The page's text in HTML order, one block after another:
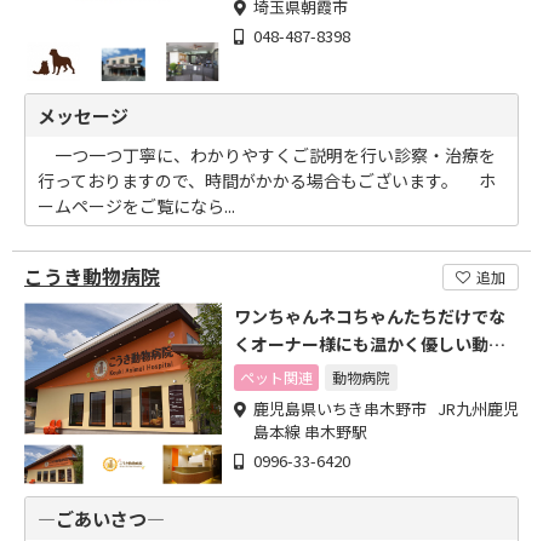
埼玉県朝霞市
048-487-8398
メッセージ
一つ一つ丁寧に、わかりやすくご説明を行い診察・治療を
行っておりますので、時間がかかる場合もございます。 ホ
ームページをご覧になら...
こうき動物病院 追加
ワンちゃんネコちゃんたちだけでな
くオーナー様にも温かく優しい動物
病院
ペット関連 動物病院
鹿児島県いちき串木野市 JR九州鹿児
島本線 串木野駅
0996-33-6420
―ごあいさつ―